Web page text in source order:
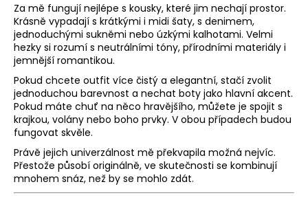
Za mě fungují nejlépe s kousky, které jim nechají prostor.
Krásně vypadají s krátkými i midi šaty, s denimem,
jednoduchými sukněmi nebo úzkými kalhotami. Velmi
hezky si rozumí s neutrálními tóny, přírodními materiály i
jemnější romantikou.
Pokud chcete outfit více čistý a elegantní, stačí zvolit
jednoduchou barevnost a nechat boty jako hlavní akcent.
Pokud máte chuť na něco hravějšího, můžete je spojit s
krajkou, volány nebo boho prvky. V obou případech budou
fungovat skvěle.
Právě jejich univerzálnost mě překvapila možná nejvíc.
Přestože působí originálně, ve skutečnosti se kombinují
mnohem snáz, než by se mohlo zdát.